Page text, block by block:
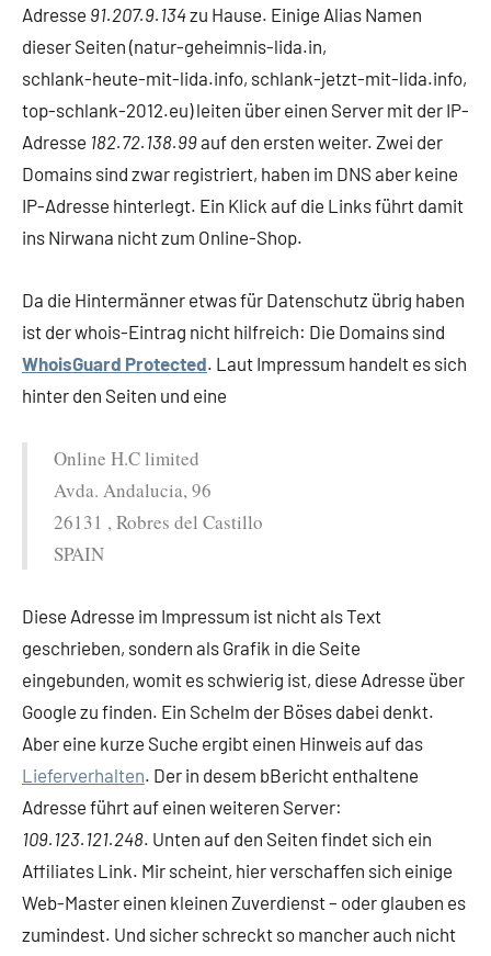
Adresse 91.207.9.134zu Hause. Einige Alias Namen
dieser Seiten (natur-geheimnis-lida.in,
schlank-heute-mit-lida.info, schlank-jetzt-mit-lida.info,
top-schlank-2012.eu) leiten über einen Server mit der IP-
Adresse 182.72.138.99auf den ersten weiter. Zwei der
Domains sind zwar registriert, haben im DNS aber keine
IP-Adresse hinterlegt. Ein Klick auf die Links führt damit
ins Nirwana nicht zum Online-Shop.
Da die Hintermänner etwas für Datenschutz übrig haben
ist der whois-Eintrag nicht hilfreich: Die Domains sind
WhoisGuard Protected. Laut Impressum handelt es sich
hinter den Seiten und eine
Online H.C limited
Avda. Andalucia, 96
26131 , Robres del Castillo
SPAIN
Diese Adresse im Impressum ist nicht als Text
geschrieben, sondern als Grafik in die Seite
eingebunden, womit es schwierig ist, diese Adresse über
Google zu finden. Ein Schelm der Böses dabei denkt.
Aber eine kurze Suche ergibt einen Hinweis auf das
Lieferverhalten. Der in desem bBericht enthaltene
Adresse führt auf einen weiteren Server:
109.123.121.248. Unten auf den Seiten findet sich ein
Affiliates Link. Mir scheint, hier verschaffen sich einige
Web-Master einen kleinen Zuverdienst – oder glauben es
zumindest. Und sicher schreckt so mancher auch nicht